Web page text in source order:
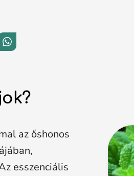
az őshonos
esszenciális